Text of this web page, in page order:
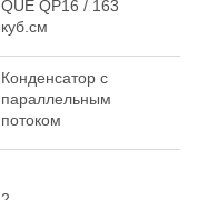
QUE QP16 / 163
куб.см
Конденсатор с
параллельным
потоком